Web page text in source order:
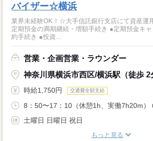
バイザー☆横浜
業界未経験OK！☆大手信託銀行支店にて資産運
定期預金の満期継続・増額手続き ●定期預金キ
約手続き ●投資...
営業・企画営業・ラウンダー
神奈川県横浜市西区/横浜駅（徒歩 2
時給1,750円 交通費全額支給
8：50〜17：10（休憩1h、実働7h20m）
土曜日 日曜日 祝日
もっと見る